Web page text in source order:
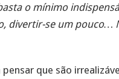
o mínimo
divertir-se um pouco…
que são